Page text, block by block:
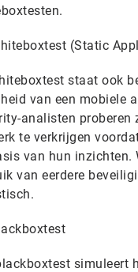
(Static
staat ook
van een mobiele
analisten
te verkrijgen
van hun inzichten.
van eerdere
simuleert